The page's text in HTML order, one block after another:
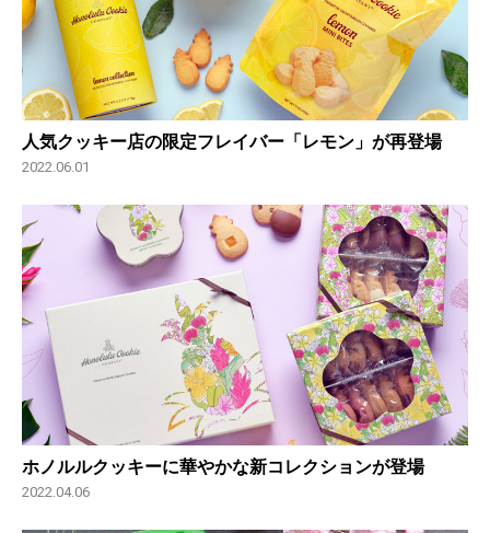
人気クッキー店の限定フレイバー「レモン」が再登場
2022.06.01
ホノルルクッキーに華やかな新コレクションが登場
2022.04.06